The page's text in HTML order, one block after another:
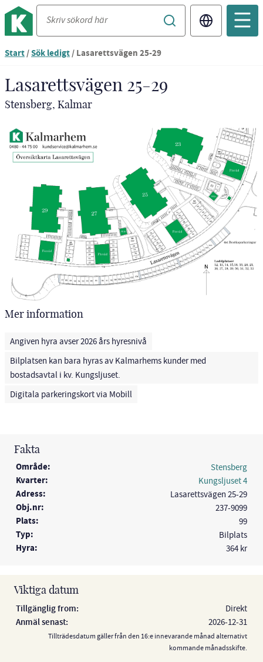
Translate
Start/Sök ledigt/Lasarettsvägen 25-29
Lasarettsvägen 25-29
Stensberg, Kalmar
Mer information
Angiven hyra avser 2026 års hyresnivå
Bilplatsen kan bara hyras av Kalmarhems kunder med
bostadsavtal i kv. Kungsljuset.
Digitala parkeringskort via Mobill
Fakta
Område: Stensberg
Kvarter: Kungsljuset 4
Adress: Lasarettsvägen 25-29
Obj.nr: 237-9099
Plats: 99
Typ: Bilplats
Hyra: 364 kr
Viktiga datum
Tillgänglig from:
Direkt
Anmäl senast:
2026-12-31
Tillträdesdatum gäller från den 16:e innevarande månad alternativt
kommande månadsskifte.